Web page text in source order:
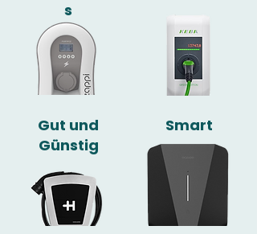
s
Gut und
Günstig
Smart